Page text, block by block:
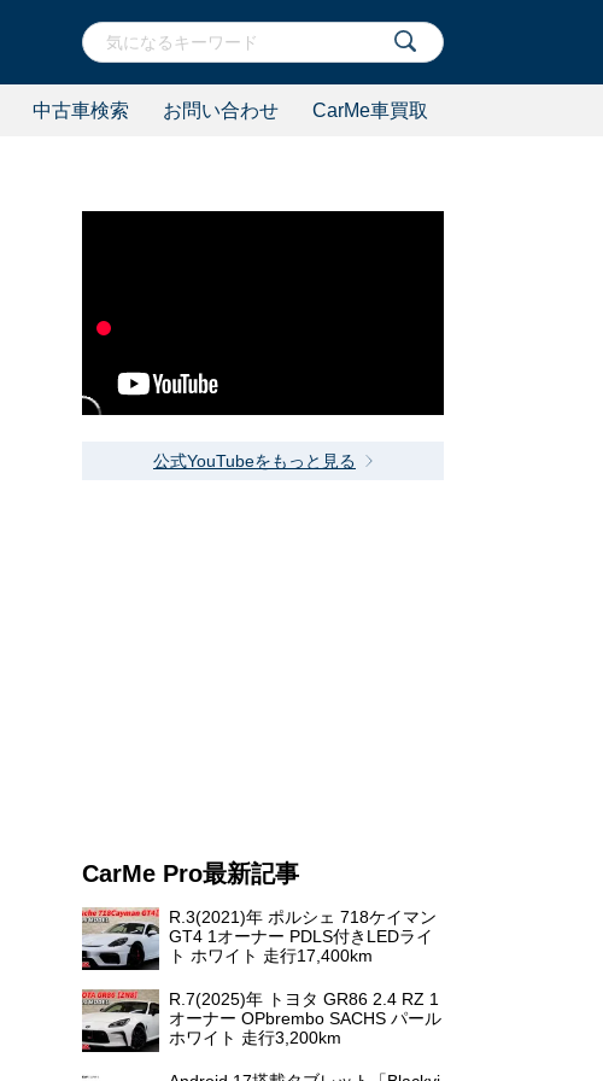
中古車検索 お問い合わせ CarMe車買取
公式YouTubeをもっと見る
CarMe Pro最新記事
R.3(2021)年 ポルシェ 718ケイマン
GT4 1オーナー PDLS付きLEDライ
ト ホワイト 走行17,400km
R.7(2025)年 トヨタ GR86 2.4 RZ 1
オーナー OPbrembo SACHS パール
ホワイト 走行3,200km